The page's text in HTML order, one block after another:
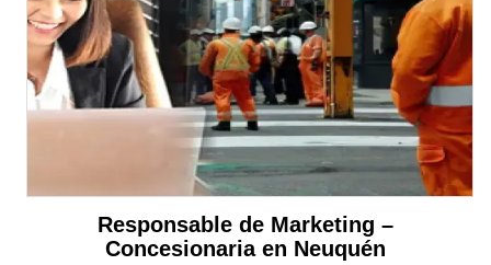
Responsable de Marketing –
Concesionaria en Neuquén